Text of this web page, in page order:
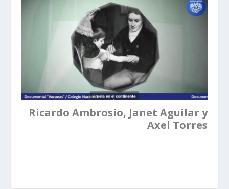
Ricardo Ambrosio, Janet Aguilar y
Axel Torres